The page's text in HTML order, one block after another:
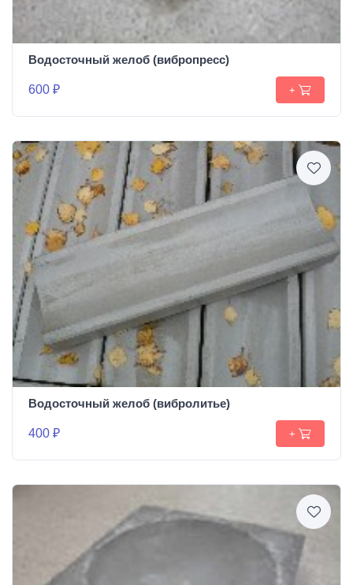
Водосточный желоб (вибропресс)
600 ₽ +
Водосточный желоб (вибролитье)
400 ₽ +